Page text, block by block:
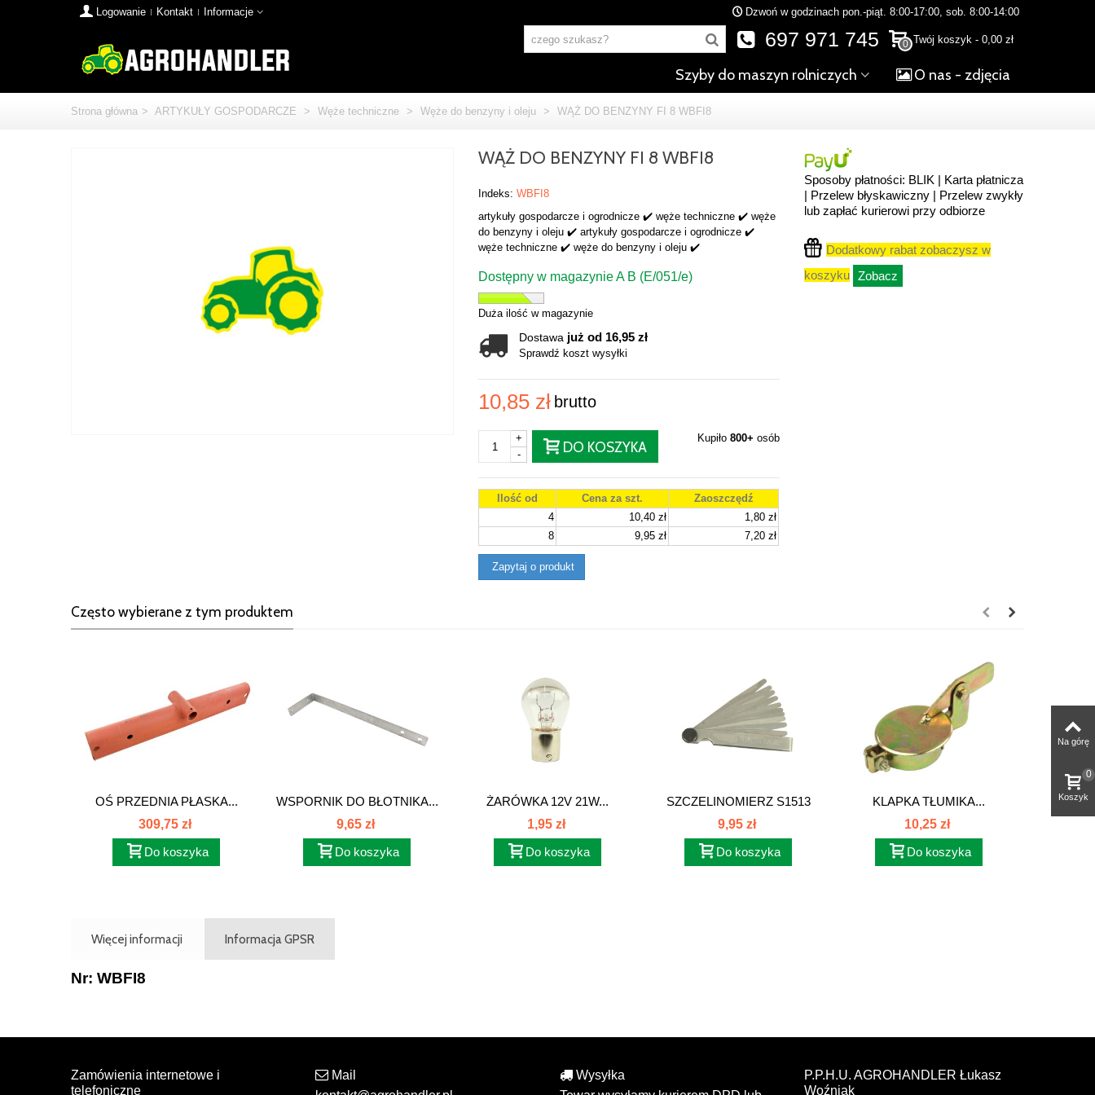
Logowanie Kontakt Informacje Dzwoń w godzinach pon.-piąt. 8:00-17:00, sob. 8:00-14:00
0 Twój koszyk - 0,00 zł
697 971 745
Szyby do maszyn rolniczych O nas - zdjęcia
Strona główna > ARTYKUŁY GOSPODARCZE > Węże techniczne > Węże do benzyny i oleju > WĄŻ DO BENZYNY FI 8 WBFI8
WĄŻ DO BENZYNY FI 8 WBFI8
Indeks: WBFI8
artykuły gospodarcze i ogrodnicze ✔️ węże techniczne ✔️ węże
do benzyny i oleju ✔️ artykuły gospodarcze i ogrodnicze ✔️
węże techniczne ✔️ węże do benzyny i oleju ✔️
Dostępny w magazynie A B (E/051/e)
Duża ilość w magazynie
Dostawa już od 16,95 zł
Sprawdź koszt wysyłki
10,85 zł brutto
-
+
DO KOSZYKA
Kupiło 800+ osób
Ilość od Cena za szt.
Zaoszczędź
4
10,40 zł
1,80 zł
8
9,95 zł 7,20 zł
Zapytaj o produkt
Sposoby płatności: BLIK | Karta płatnicza
| Przelew błyskawiczny | Przelew zwykły
lub zapłać kurierowi przy odbiorze
Dodatkowy rabat zobaczysz w
koszyku Zobacz
Często wybierane z tym produktem
OŚ PRZEDNIA PŁASKA...
309,75 zł
Do koszyka
WSPORNIK DO BŁOTNIKA...
9,65 zł
Do koszyka
ŻARÓWKA 12V 21W...
1,95 zł
Do koszyka
SZCZELINOMIERZ S1513
9,95 zł
Do koszyka
KLAPKA TŁUMIKA...
10,25 zł
Do koszyka
Więcej informacji Informacja GPSR
Nr: WBFI8
Zamówienia internetowe i
telefoniczne
Mail
Wysyłka
P.P.H.U. AGROHANDLER Łukasz
Woźniak
Na górę
Koszyk
0